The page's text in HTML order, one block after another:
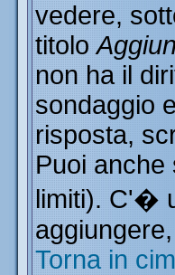
vedere,
titolo
non ha il
sondaggio
risposta,
Puoi anche
limiti). C'�
Torna in